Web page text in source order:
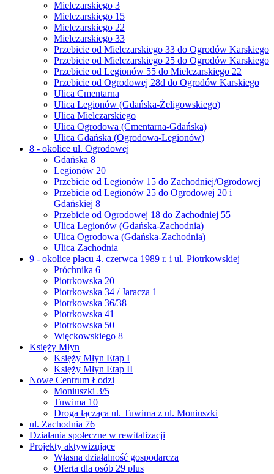
Mielczarskiego 3
Mielczarskiego 15
Mielczarskiego 22
Mielczarskiego 33
Przebicie od Mielczarskiego 33 do Ogrodów Karskiego
Przebicie od Mielczarskiego 25 do Ogrodów Karskiego
Przebicie od Legionów 55 do Mielczarskiego 22
Przebicie od Ogrodowej 28d do Ogrodów Karskiego
Ulica Cmentarna
Ulica Legionów (Gdańska-Żeligowskiego)
Ulica Mielczarskiego
Ulica Ogrodowa (Cmentarna-Gdańska)
Ulica Gdańska (Ogrodowa-Legionów)
8 - okolice ul. Ogrodowej
Gdańska 8
Legionów 20
Przebicie od Legionów 15 do Zachodniej/Ogrodowej
Przebicie od Legionów 25 do Ogrodowej 20 i
Gdańskiej 8
Przebicie od Ogrodowej 18 do Zachodniej 55
Ulica Legionów (Gdańska-Zachodnia)
Ulica Ogrodowa (Gdańska-Zachodnia)
Ulica Zachodnia
9 - okolice placu 4. czerwca 1989 r. i ul. Piotrkowskiej
Próchnika 6
Piotrkowska 20
Piotrkowska 34 / Jaracza 1
Piotrkowska 36/38
Piotrkowska 41
Piotrkowska 50
Więckowskiego 8
Księży Młyn
Księży Młyn Etap I
Księży Młyn Etap II
Nowe Centrum Łodzi
Moniuszki 3/5
Tuwima 10
Droga łącząca ul. Tuwima z ul. Moniuszki
ul. Zachodnia 76
Działania społeczne w rewitalizacji
Projekty aktywizujące
Własna działalność gospodarcza
Oferta dla osób 29 plus